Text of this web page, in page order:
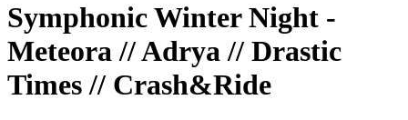
Symphonic Winter Night -
Meteora // Adrya // Drastic
Times // Crash&Ride